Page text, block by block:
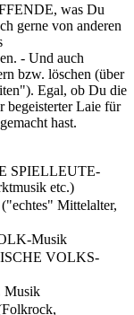
was Du
gerne von anderen
- Und auch
bzw. löschen (über
Egal, ob Du die
begeisterter Laie für
hast.
SPIELLEUTE-
etc.)
Mittelalter,
Musik
VOLKS-
Musik